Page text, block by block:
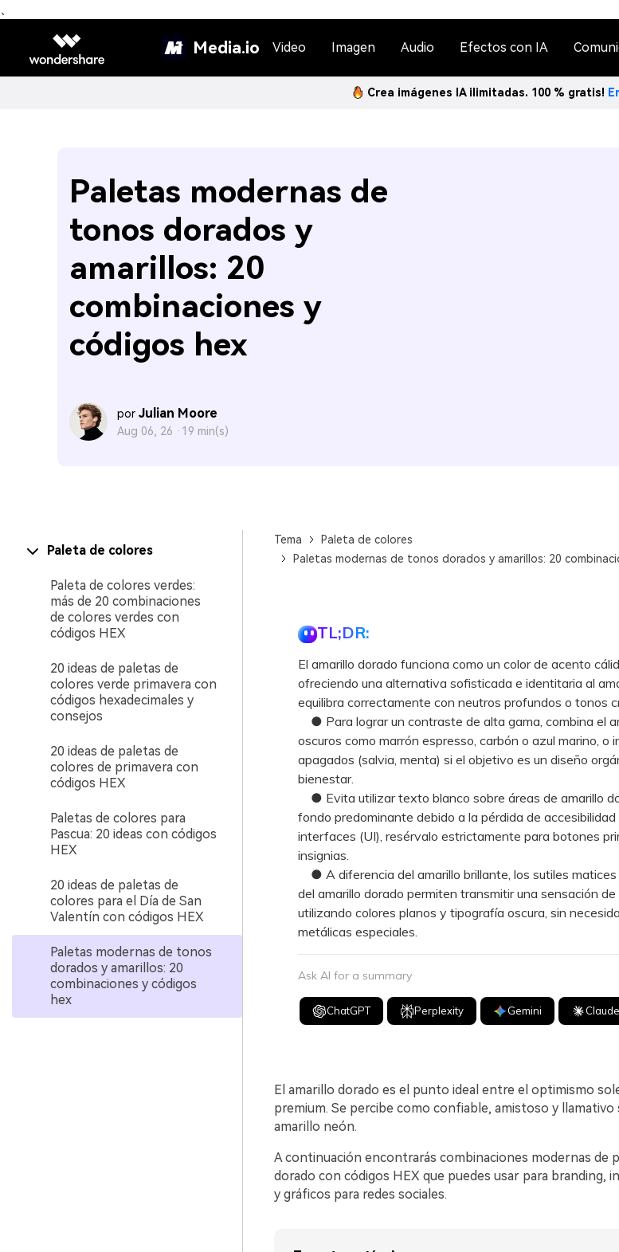
、
Media.io Video Imagen Audio Efectos con IA
Crea imágenes IA ilimitadas. 100 % gratis!
Paletas modernas de
tonos dorados y
amarillos: 20
combinaciones y
códigos hex
por Julian Moore
Aug 06, 26 · 19 min(s)
Paleta de colores
Paleta de colores verdes:
más de 20 combinaciones
de colores verdes con
códigos HEX
20 ideas de paletas de
colores verde primavera con
códigos hexadecimales y
consejos
20 ideas de paletas de
colores de primavera con
códigos HEX
Paletas de colores para
Pascua: 20 ideas con códigos
HEX
20 ideas de paletas de
colores para el Día de San
Valentín con códigos HEX
Paletas modernas de tonos
dorados y amarillos: 20
combinaciones y códigos
hex
Tema
Paleta de colores
Paletas modernas de tonos dorados y amarillos: 20
TL;DR:
El amarillo dorado funciona como un color de acento
ofreciendo una alternativa sofisticada e identitaria al
equilibra correctamente con neutros profundos o tonos
● Para lograr un contraste de alta gama, combina el
oscuros como marrón espresso, carbón o azul marino, o
apagados (salvia, menta) si el objetivo es un diseño
bienestar.
● Evita utilizar texto blanco sobre áreas de amarillo
fondo predominante debido a la pérdida de accesibilidad
interfaces (UI), resérvalo estrictamente para botones
insignias.
● A diferencia del amarillo brillante, los sutiles
del amarillo dorado permiten transmitir una sensación
utilizando colores planos y tipografía oscura, sin
metálicas especiales.
Ask AI for a summary
ChatGPT Perplexity Gemini Claude
El amarillo dorado es el punto ideal entre el optimismo
premium. Se percibe como confiable, amistoso y
amarillo neón.
A continuación encontrarás combinaciones modernas de
dorado con códigos HEX que puedes usar para branding,
y gráficos para redes sociales.